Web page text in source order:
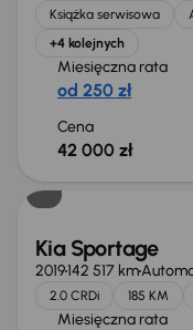
Książka serwisowa
+4 kolejnych
Miesięczna rata
od 250 zł
Cena
42 000 zł
Kia Sportage
2019142 517 km
2.0 CRDi 185 KM
Miesięczna rata